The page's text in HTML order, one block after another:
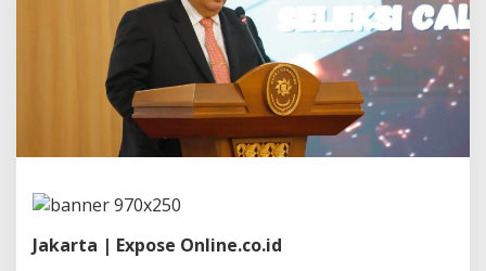
a
n
g
Y
u
d
s
B
u
Jakarta | Expose Online.co.id